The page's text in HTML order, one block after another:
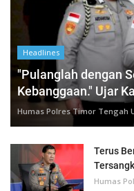
Headlines
"Pulanglah dengan
Kebanggaan." Ujar
Humas Polres Timor Tengah
Terus
Humas